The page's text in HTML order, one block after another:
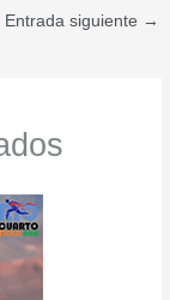
Entrada siguiente →